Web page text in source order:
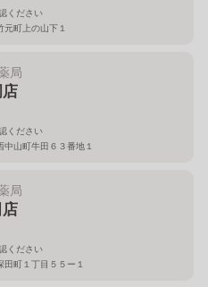
ください
町上の山下１
局
ください
中山町牛田６３番地１
局
ください
田町１丁目５５ー１